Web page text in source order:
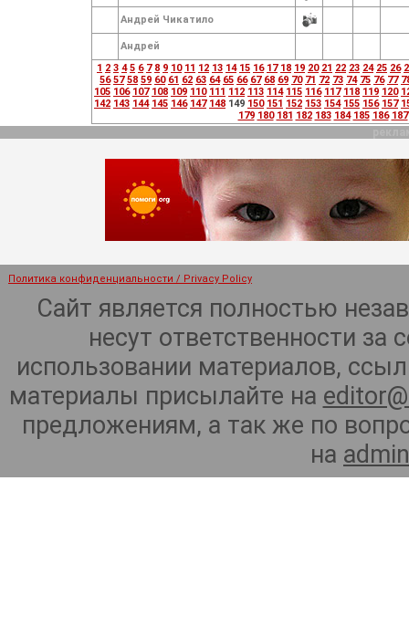
Андрeй Чикатило
Андрей
1 2 3 4 5 6 7 8 9 10 11 12 13 14 15 16 17 18 19 20 21 22 23 24 25 26
56 57 58 59 60 61 62 63 64 65 66 67 68 69 70 71 72 73 74 75 76 77
105 106 107 108 109 110 111 112 113 114 115 116 117 118 119 120
142 143 144 145 146 147 148 149 150 151 152 153 154 155 156 157
179 180 181 182 183 184 185 186 187
Политика конфиденциальности / Privacy Policy
Сайт является полностью
несут ответственности
использовании материалов,
материалы присылайте на
предложениям, а так же по
на